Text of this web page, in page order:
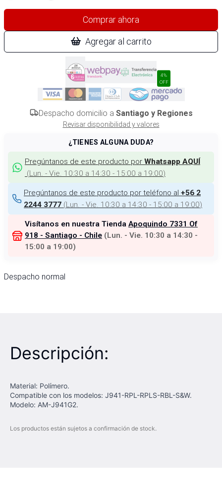
Comprar ahora
Agregar al carrito
4%
OFF
Despacho domicilio a Santiago y Regiones
Revisar disponibilidad y valores
¿TIENES ALGUNA DUDA?
Pregúntanos de este producto por Whatsapp AQUÍ
(Lun. - Vie. 10:30 a 14:30 - 15:00 a 19:00)
Pregúntanos de este producto por teléfono al +56 2
2244 3777 (Lun. - Vie. 10:30 a 14:30 - 15:00 a 19:00)
Visítanos en nuestra Tienda Apoquindo 7331 Of
918 - Santiago - Chile (Lun. - Vie. 10:30 a 14:30 -
15:00 a 19:00)
Despacho normal
Descripción:
Material: Polímero.
Compatible con los modelos: J941-RPL-RPLS-RBL-S&W.
Modelo: AM-J941G2.
Los productos están sujetos a confirmación de stock.